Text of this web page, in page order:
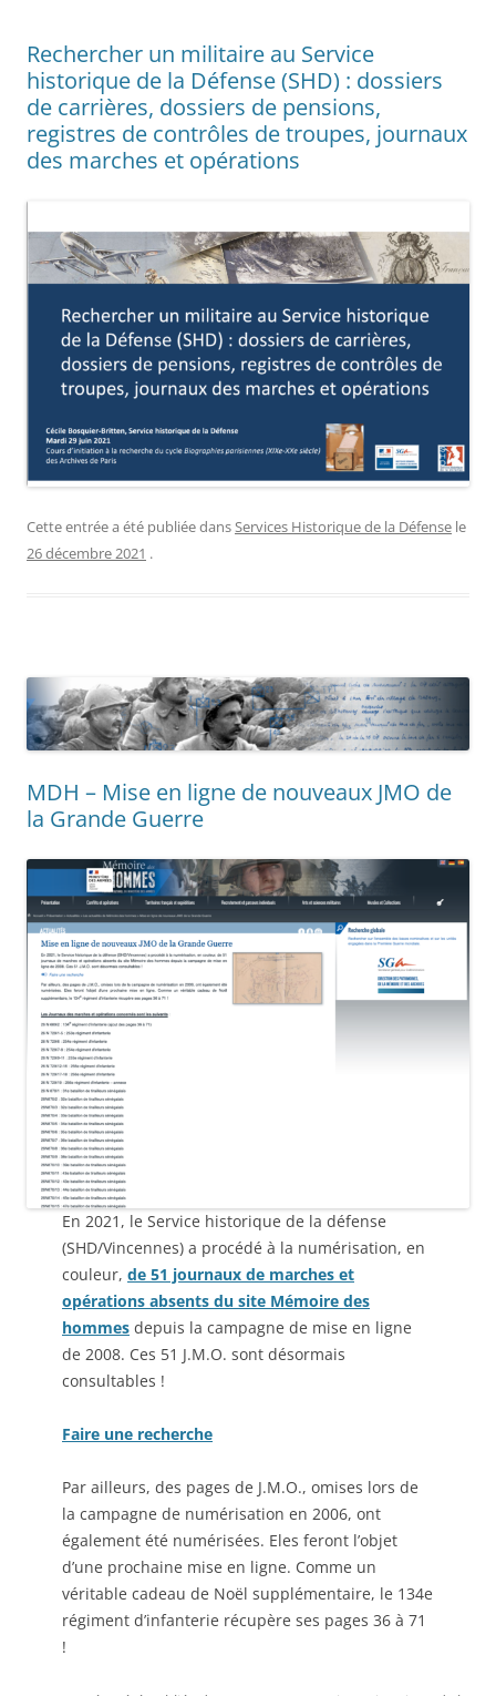
Rechercher un militaire au Service
historique de la Défense (SHD) : dossiers
de carrières, dossiers de pensions,
registres de contrôles de troupes, journaux
des marches et opérations
Cette entrée a été publiée dansServices Historique de la Défense le
26 décembre 2021 .
MDH – Mise en ligne de nouveaux JMO de
la Grande Guerre
En 2021, le Service historique de la défense
(SHD/Vincennes) a procédé à la numérisation, en
couleur, de 51 journaux de marches et
opérations absents du site Mémoire des
hommes depuis la campagne de mise en ligne
de 2008. Ces 51 J.M.O. sont désormais
consultables !
Faire une recherche
Par ailleurs, des pages de J.M.O., omises lors de
la campagne de numérisation en 2006, ont
également été numérisées. Eles feront l’objet
d’une prochaine mise en ligne. Comme un
véritable cadeau de Noël supplémentaire, le 134e
régiment d’infanterie récupère ses pages 36 à 71
!